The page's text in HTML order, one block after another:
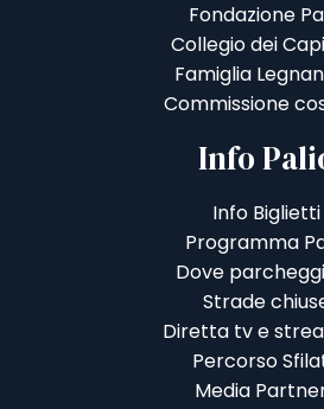
Fondazione
Collegio dei
Famiglia
Commissione
Info
Info Biglietti
Programma
Dove
Strade
Diretta tv e
Percorso
Media